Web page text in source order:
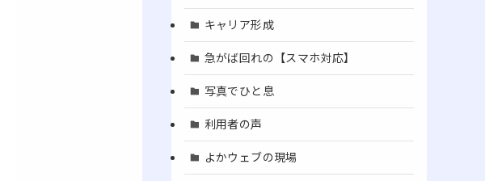
キャリア形成
急がば回れの【スマホ対応】
写真でひと息
利用者の声
よかウェブの現場